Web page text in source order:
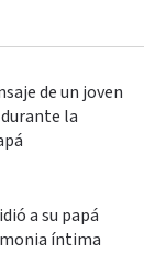
de un joven
la
a su papá
íntima